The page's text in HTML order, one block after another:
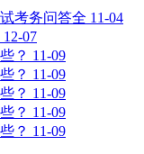
考务问答全 11-04
12-07
？ 11-09
？ 11-09
？ 11-09
？ 11-09
？ 11-09